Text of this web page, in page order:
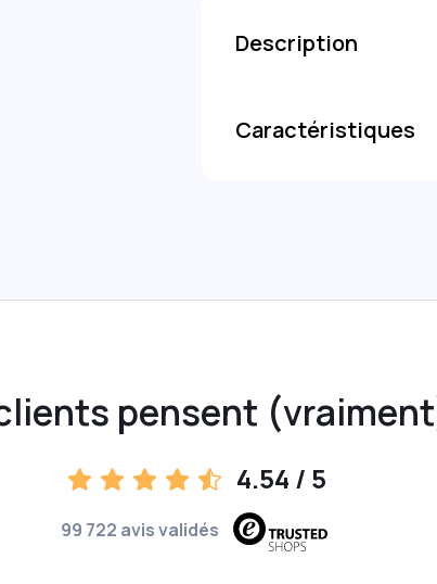
Description
Caractéristiques
pensent
4.54 / 5
99 722 avis validés